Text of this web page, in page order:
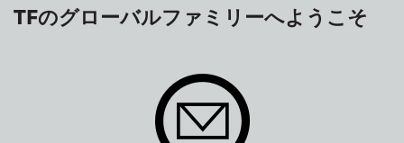
TFのグローバルファミリーへようこそ